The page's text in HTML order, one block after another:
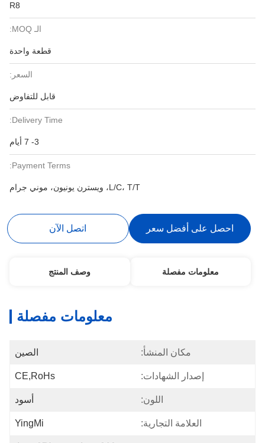
R8
الـ MOQ:
قطعة واحدة
السعر:
قابل للتفاوض
Delivery Time:
3- 7 أيام
Payment Terms:
L/C، T/T، ويسترن يونيون، موني جرام
احصل على أفضل سعر اتصل الآن
معلومات مفصلة وصف المنتج
معلومات مفصلة
مكان المنشأ: الصين
إصدار الشهادات: CE,RoHs
اللون: أسود
العلامة التجارية: YingMi